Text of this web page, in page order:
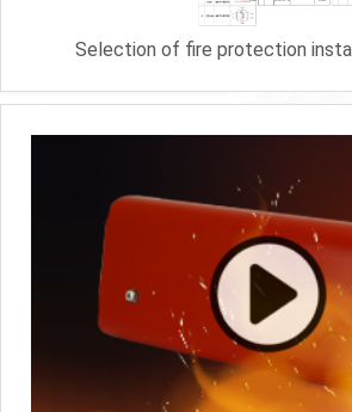
Selection of fire protection